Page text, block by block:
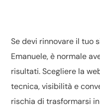
Se devi rinnovare il tuo
Emanuele, è normale
risultati. Scegliere la
tecnica, visibilità e
rischia di trasformarsi